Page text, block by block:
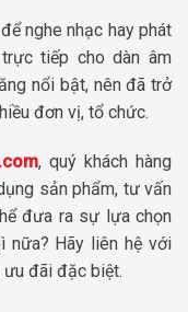
nghe nhạc hay phát
tiếp cho dàn âm
nổi bật, nên đã trở
đơn vị, tổ chức.
, quý khách hàng
sản phẩm, tư vấn
đưa ra sự lựa chọn
nữa? Hãy liên hệ với
ưu đãi đặc biệt.